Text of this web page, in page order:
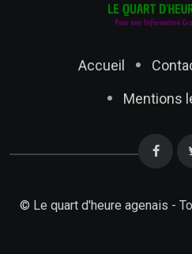
Accueil
Mentions
© Le quart d'heure agenais -